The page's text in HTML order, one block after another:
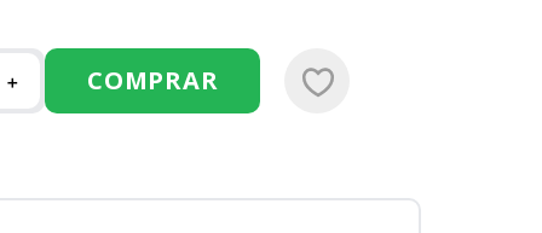
＋ COMPRAR